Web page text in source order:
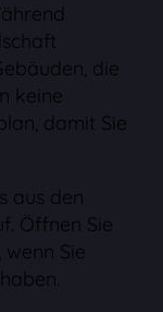
die
keine
damit Sie
aus den
Öffnen Sie
Sie